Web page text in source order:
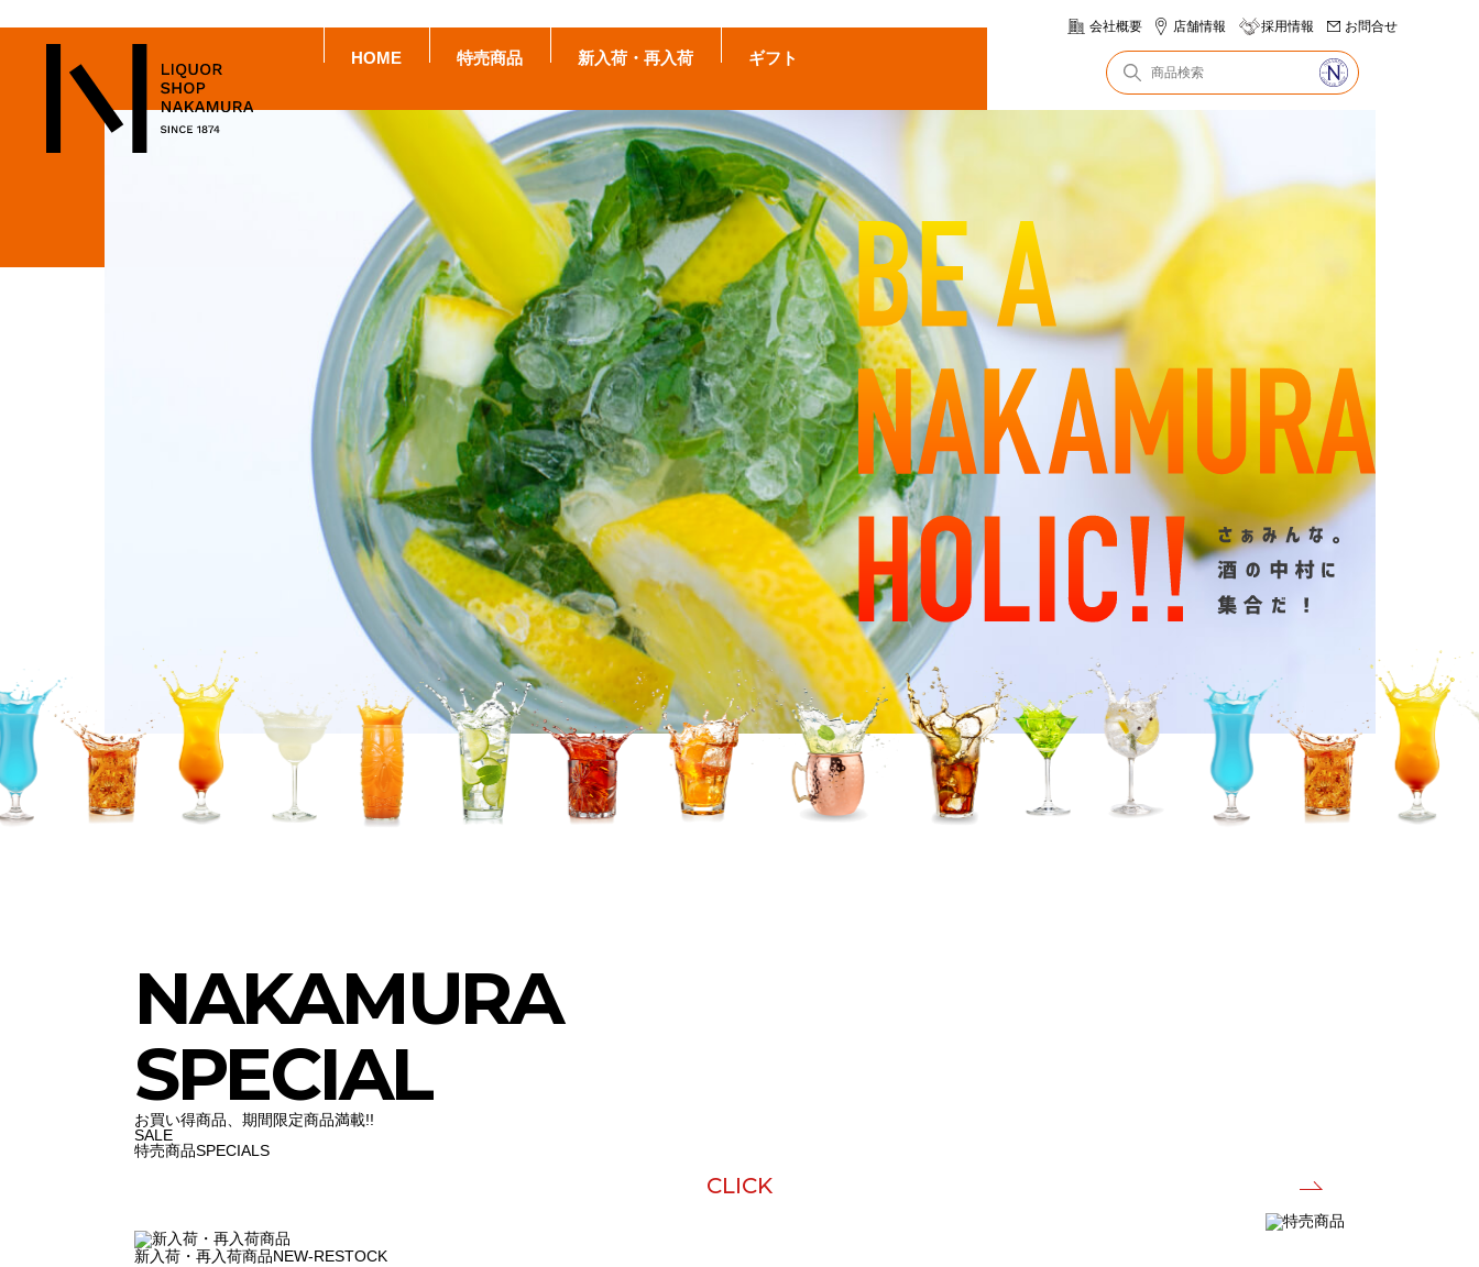
HOME 特売商品 新入荷・再入荷 ギフト
会社概要 店舗情報 採用情報 お問合せ
NAKAMURA
SPECIAL
お買い得商品、期間限定商品満載!!
SALE
特売商品SPECIALS
CLICK
新入荷・再入荷商品NEW-RESTOCK